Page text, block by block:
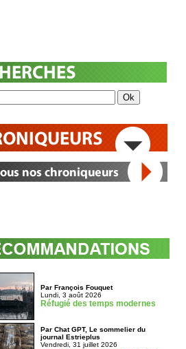
Par François Fouquet
Lundi, 3 août 2026
Réfugié des temps modernes
Par Chat GPT, Le sommelier du
journal Estrieplus
Vendredi, 31 juillet 2026